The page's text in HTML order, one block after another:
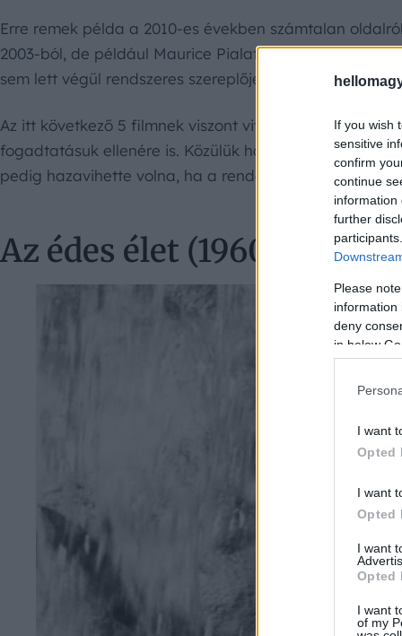
If you wish
sensitive
confirm
continue
information
further
Please
information
deny
in below
I want
Opted
I want
Opted
I want
Opted
I want
of my
Erre remek példa a 2010-es években számtalan
2003-ból, de például Maurice Pialat a maga idején
sem lett végül rendszeres szereplője a legjobb
Az itt következő 5 filmnek viszont vitathatatlan
fogadtatásuk ellenére is. Közülük három a zúgolódás
pedig hazavihette volna, ha a rendező kissé
Az édes élet (1960)